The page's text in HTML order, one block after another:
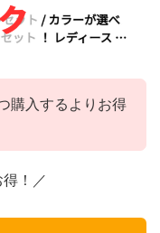
購入するよりお得
！／